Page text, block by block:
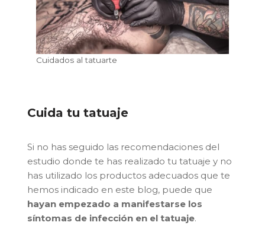
Cuidados al tatuarte
Cuida tu tatuaje
Si no has seguido las recomendaciones del
estudio donde te has realizado tu tatuaje y no
has utilizado los productos adecuados que te
hemos indicado en este blog, puede que
hayan empezado a manifestarse los
síntomas de infección en el tatuaje.